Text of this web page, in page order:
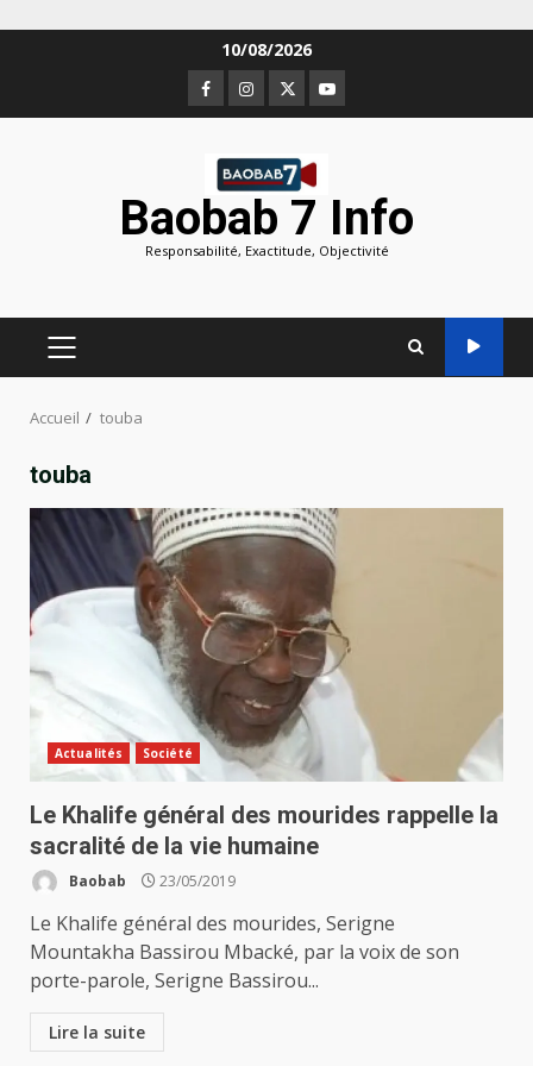
10/08/2026
Facebook
Instagram
TwitterYoutube
Baobab 7 Info
Responsabilité, Exactitude, Objectivité
MENU
PRINCIPAL
Accueil touba
touba
Actualités Société
Le Khalife général des mourides rappelle la
sacralité de la vie humaine
Baobab 23/05/2019
Le Khalife général des mourides, Serigne
Mountakha Bassirou Mbacké, par la voix de son
porte-parole, Serigne Bassirou...
Lire la suite